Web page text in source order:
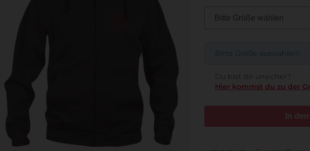
Bitte Größe auswählen!
Du bist dir unsicher?
Hier kommst du zu der
In